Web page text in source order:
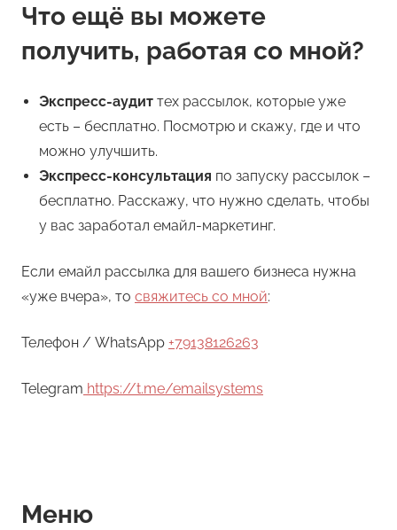
Что ещё вы можете
получить, работая со мной?
Экспресс-аудит тех рассылок, которые уже
есть – бесплатно. Посмотрю и скажу, где и что
можно улучшить.
Экспресс-консультация по запуску рассылок –
бесплатно. Расскажу, что нужно сделать, чтобы
у вас заработал емайл-маркетинг.
Если емайл рассылка для вашего бизнеса нужна
«уже вчера», то свяжитесь со мной:
Телефон / WhatsApp +79138126263
Telegram https://t.me/emailsystems
Меню